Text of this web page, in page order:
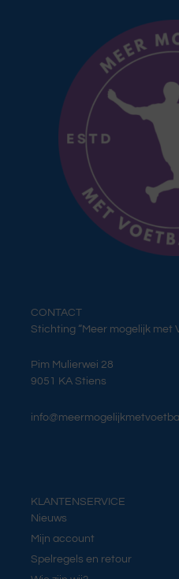
CONTACT
Stichting “Meer mogelijk met
Pim Mulierwei 28
9051 KA Stiens
KLANTENSERVICE
Nieuws
Mijn account
Spelregels en retour